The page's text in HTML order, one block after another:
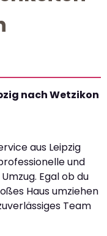
nach Wetzikon
aus Leipzig
und
Egal ob du
Haus umziehen
Team